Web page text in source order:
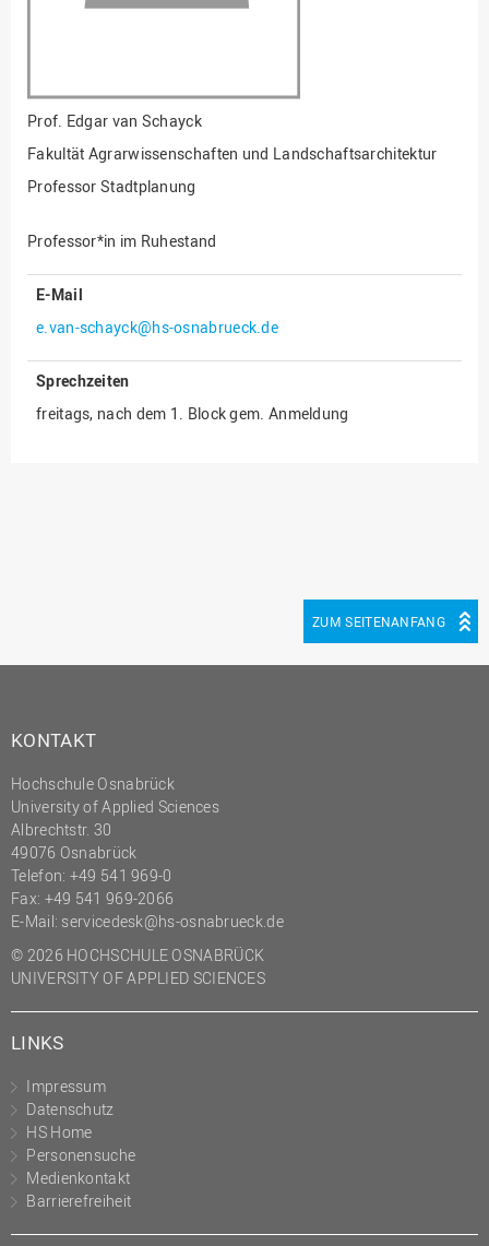
Gesellschaftliches
Engagement
Hochschulplanung/-
Innenrevision
Institut für Musik
IT Service Center
Kommunikation und
(PMO)
Prozessmanagement
Recht
Science to Business GmbH
Studierendensekretariat
Studium und Lehre
Innovationsmanagement
Prof. Edgar van Schayck
Fakultät Agrarwissenschaften und Landschaftsarchitektur
Professor Stadtplanung
Professor*in im Ruhestand
E-Mail
e.van-schayck@hs-osnabrueck.de
Sprechzeiten
freitags, nach dem 1. Block gem. Anmeldung
ZUM SEITENANFANG
KONTAKT
Hochschule Osnabrück
University of Applied Sciences
Albrechtstr. 30
49076 Osnabrück
Telefon: +49 541 969-0
Fax: +49 541 969-2066
E-Mail: servicedesk@hs-osnabrueck.de
© 2026 HOCHSCHULE OSNABRÜCK
UNIVERSITY OF APPLIED SCIENCES
LINKS
Impressum
Datenschutz
HS Home
Personensuche
Medienkontakt
Barrierefreiheit